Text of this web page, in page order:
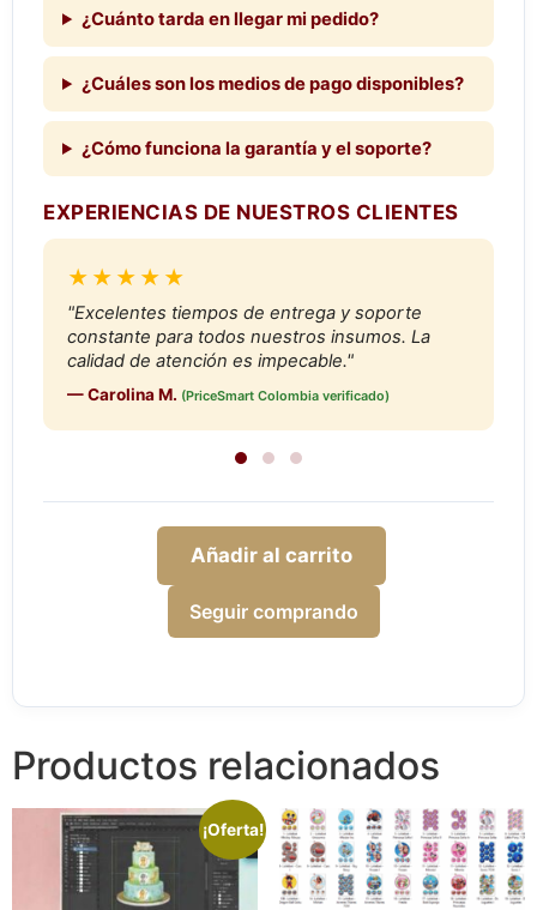
¿Cuánto tarda en llegar mi pedido?
¿Cuáles son los medios de pago disponibles?
¿Cómo funciona la garantía y el soporte?
EXPERIENCIAS DE NUESTROS CLIENTES
★★★★★
"Excelentes tiempos de entrega y soporte
constante para todos nuestros insumos. La
calidad de atención es impecable."
— Carolina M. (PriceSmart Colombia verificado)
Añadir al carrito
Seguir comprando
Productos relacionados
¡Oferta!